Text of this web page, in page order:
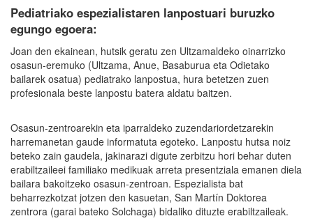
Pediatriako espezialistaren lanpostuari buruzko
egungo egoera:
Joan den ekainean, hutsik geratu zen Ultzamaldeko oinarrizko
osasun-eremuko (Ultzama, Anue, Basaburua eta Odietako
bailarek osatua) pediatrako lanpostua, hura betetzen zuen
profesionala beste lanpostu batera aldatu baitzen.
Osasun-zentroarekin eta iparraldeko zuzendariordetzarekin
harremanetan gaude informatuta egoteko. Lanpostu hutsa noiz
beteko zain gaudela, jakinarazi digute zerbitzu hori behar duten
erabiltzaileei familiako medikuak arreta presentziala emanen diela
bailara bakoitzeko osasun-zentroan. Espezialista bat
beharrezkotzat jotzen den kasuetan, San Martín Doktorea
zentrora (garai bateko Solchaga) bidaliko dituzte erabiltzaileak.